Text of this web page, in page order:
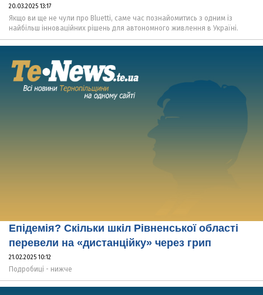
20.03.2025 13:17
Якщо ви ще не чули про Bluetti, саме час познайомитись з одним із
найбільш інноваційних рішень для автономного живлення в Україні.
Епідемія? Скільки шкіл Рівненської області
перевели на «дистанційку» через грип
21.02.2025 10:12
Подробиці - нижче